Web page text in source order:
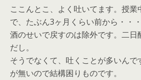
ここんとこ、よく吐いてます。授
で、たぶん3ヶ月くらい前から・・・
酒のせいで戻すのは除外です。二日
だし。
そうでなくて、吐くことが多いん
が無いので結構困りものです。